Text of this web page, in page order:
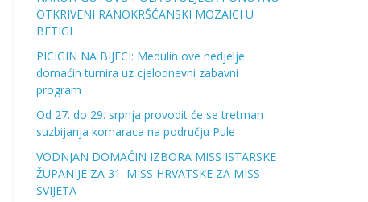
OTKRIVENI RANOKRŠĆANSKI MOZAICI U
BETIGI
PICIGIN NA BIJECI: Medulin ove nedjelje
domaćin turnira uz cjelodnevni zabavni
program
Od 27. do 29. srpnja provodit će se tretman
suzbijanja komaraca na području Pule
VODNJAN DOMAĆIN IZBORA MISS ISTARSKE
ŽUPANIJE ZA 31. MISS HRVATSKE ZA MISS
SVIJETA